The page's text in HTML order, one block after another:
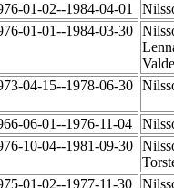
01-02--1984-04-01
01-01--1984-03-30
04-15--1978-06-30
06-01--1976-11-04
10-04--1981-09-30
01-02--1977-11-30